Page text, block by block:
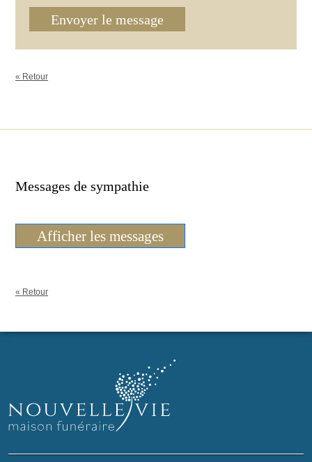
Envoyer le message
« Retour
Messages de sympathie
Afficher les messages
« Retour